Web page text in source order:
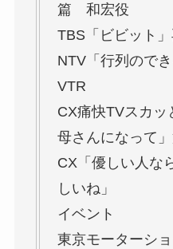
篇 和宏役
TBS「ビビット
NTV「行列ので
VTR
CX痛快TVスカッ
母さんになって
CX「優しい人な
しいね」
イベント
東京モーターシ